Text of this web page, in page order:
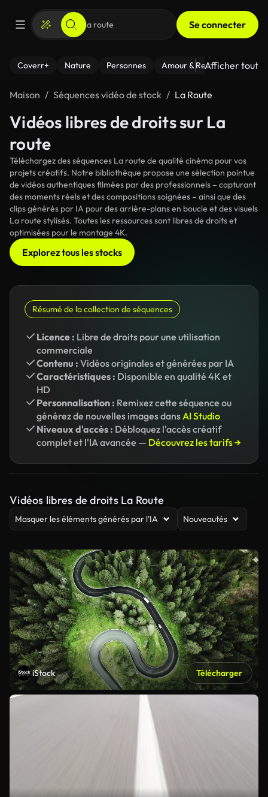
Se connecter
Coverr+ Nature Personnes Amour & Relations Le
Afficher tout
Maison Séquences vidéo de stock La Route
Vidéos libres de droits sur La
route
Téléchargez des séquences La route de qualité cinéma pour vos
projets créatifs. Notre bibliothèque propose une sélection pointue
de vidéos authentiques filmées par des professionnels – capturant
des moments réels et des compositions soignées – ainsi que des
clips générés par IA pour des arrière-plans en boucle et des visuels
La route stylisés. Toutes les ressources sont libres de droits et
optimisées pour le montage 4K.
Explorez tous les stocks
Résumé de la collection de séquences
Licence : Libre de droits pour une utilisation
commerciale
Contenu : Vidéos originales et générées par IA
Caractéristiques : Disponible en qualité 4K et
HD
Personnalisation : Remixez cette séquence ou
générez de nouvelles images dansAI Studio
Niveaux d'accès : Débloquez l'accès créatif
complet et l'IA avancée — Découvrez les tarifs →
Vidéos libres de droits La Route
Masquer les éléments générés par l’IA Nouveautés
iStock Télécharger